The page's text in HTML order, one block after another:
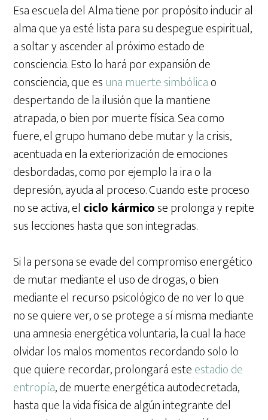
Esa escuela del Alma tiene por propósito inducir al
alma que ya esté lista para su despegue espiritual,
a soltar y ascender al próximo estado de
consciencia. Esto lo hará por expansión de
consciencia, que es una muerte simbólicao
despertando de la ilusión que la mantiene
atrapada, o bien por muerte física. Sea como
fuere, el grupo humano debe mutar y la crisis,
acentuada en la exteriorización de emociones
desbordadas, como por ejemplo la ira o la
depresión, ayuda al proceso. Cuando este proceso
no se activa, el ciclo kármicose prolonga y repite
sus lecciones hasta que son integradas.
Si la persona se evade del compromiso energético
de mutar mediante el uso de drogas, o bien
mediante el recurso psicológico de no ver lo que
no se quiere ver, o se protege a sí misma mediante
una amnesia energética voluntaria, la cual la hace
olvidar los malos momentos recordando solo lo
que quiere recordar, prolongará esteestadio de
entropía, de muerte energética autodecretada,
hasta que la vida física de algún integrante del